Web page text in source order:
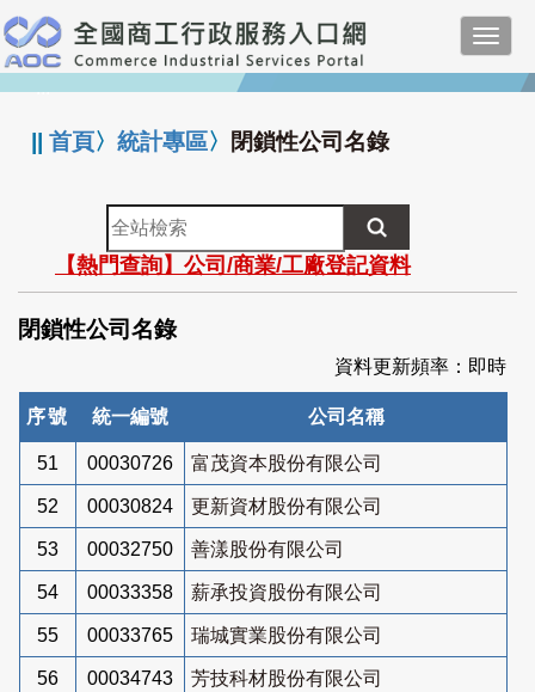
跳
到
主
要
:::
||首頁〉統計專區〉 閉鎖性公司名錄
全
站
檢
索
【熱門查詢】公司/商業/工廠登記資料
閉鎖性公司名錄
資料更新頻率：即時
序號 統一編號 公司名稱
51 00030726 富茂資本股份有限公司
52 00030824 更新資材股份有限公司
53 00032750 善漾股份有限公司
54 00033358 薪承投資股份有限公司
55 00033765 瑞城實業股份有限公司
56 00034743 芳技科材股份有限公司